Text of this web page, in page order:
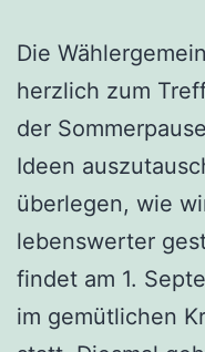
Die
herzlich zum
der
Ideen
überlegen, wie
lebenswerter
findet am 1.
im gemütlichen